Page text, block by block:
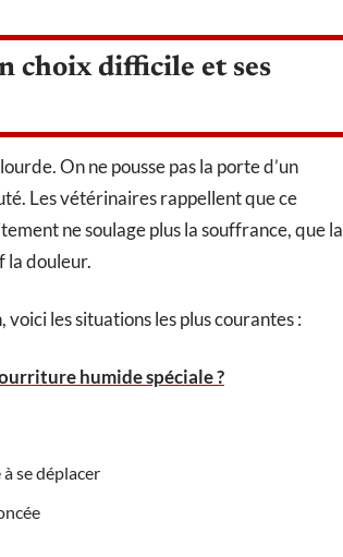
choix difficile et ses
On ne pousse pas la porte d’un
Les vétérinaires rappellent que ce
ne soulage plus la souffrance, que la
la douleur.
les situations les plus courantes :
humide spéciale ?
se déplacer